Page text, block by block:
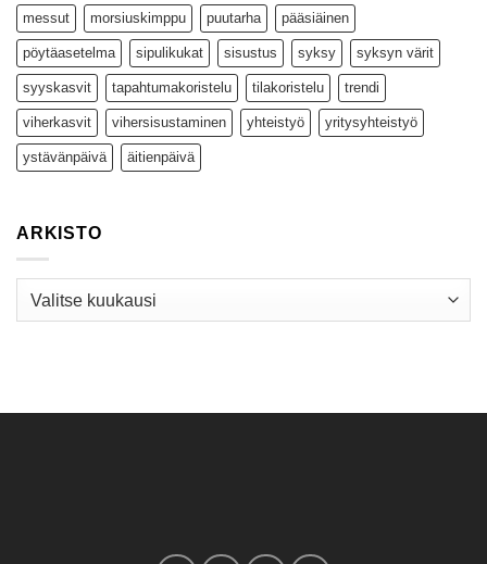
messut morsiuskimppu puutarha pääsiäinen
pöytäasetelma sipulikukat sisustus syksy syksyn värit
syyskasvit tapahtumakoristelu tilakoristelu trendi
viherkasvit vihersisustaminen yhteistyö yritysyhteistyö
ystävänpäivä äitienpäivä
ARKISTO
Arkisto